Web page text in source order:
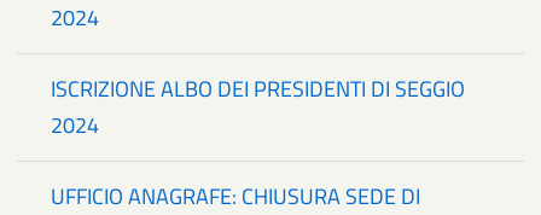
2024
ISCRIZIONE ALBO DEI PRESIDENTI DI SEGGIO
2024
UFFICIO ANAGRAFE: CHIUSURA SEDE DI